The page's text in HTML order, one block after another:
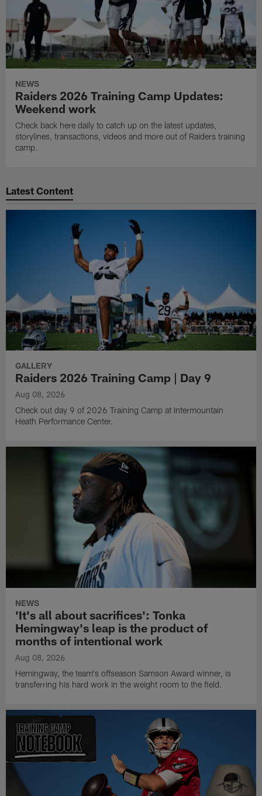
NEWS
Raiders 2026 Training Camp Updates:
Weekend work
Check back here daily to catch up on the latest updates,
storylines, transactions, videos and more out of Raiders training
camp.
Latest Content
GALLERY
Raiders 2026 Training Camp | Day 9
Aug 08, 2026
Check out day 9 of 2026 Training Camp at Intermountain
Heath Performance Center.
NEWS
'It's all about sacrifices': Tonka
Hemingway's leap is the product of
months of intentional work
Aug 08, 2026
Hemingway, the team's offseason Samson Award winner, is
transferring his hard work in the weight room to the field.